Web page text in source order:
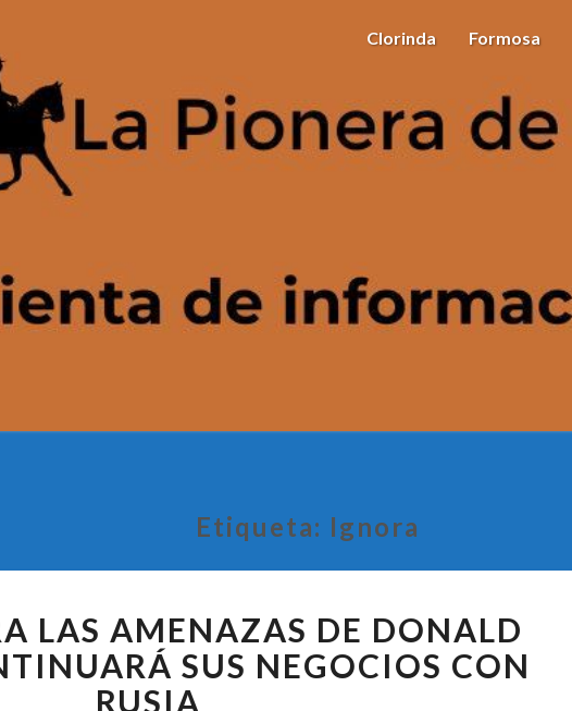
Clorinda Formosa
Etiqueta: Ignora
IGNORA
LAS
AMENAZAS
LAS AMENAZAS DE DONALD
SUS NEGOCIOS CON
RUSIA